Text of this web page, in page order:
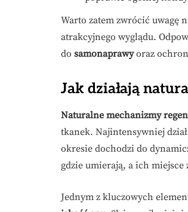
Warto zatem zwrócić uwagę
atrakcyjnego wyglądu.
do samonaprawyoraz
Jak działają
Naturalne mechanizmy
tkanek. Najintensywniej
okresie dochodzi do
gdzie umierają, a ich
Jednym z kluczowych